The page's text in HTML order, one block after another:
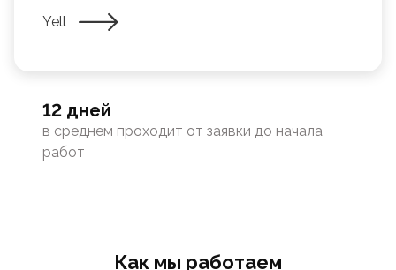
Yell
12 дней
в среднем проходит от заявки до начала
работ
Как мы работаем